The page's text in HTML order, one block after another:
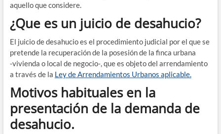
aque­llo que considere.
¿Que es un juicio de desahucio?
El jui­cio de desahu­cio es el pro­ce­di­mien­to judi­cial por el que se
pre­ten­de la recu­pe­ra­ción de la pose­sión de la fin­ca urba­na
‑vivien­da o local de negocio‑, que es obje­to del arren­da­mien­to
a tra­vés de la Ley de Arren­da­mien­tos Urba­nos aplicable.
Motivos habituales en la
presentación de la demanda de
desahucio.